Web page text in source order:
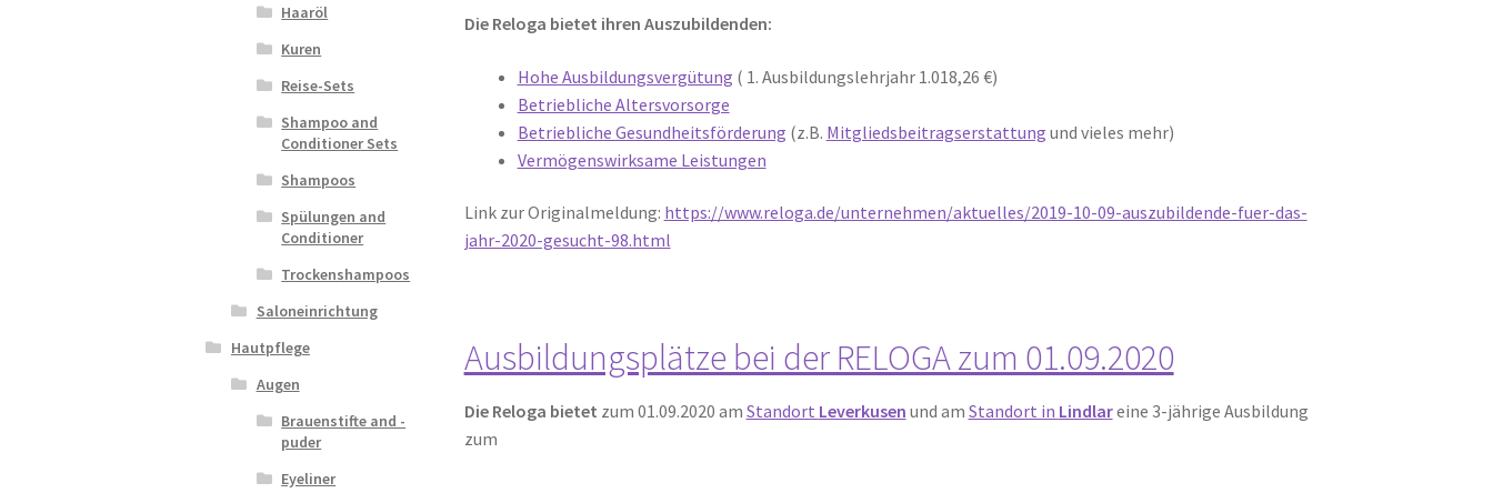
Die Reloga bietet ihren Auszubildenden:
Hohe Ausbildungsvergütung ( 1. Ausbildungslehrjahr 1.018,26 €)
Betriebliche Altersvorsorge
Betriebliche Gesundheitsförderung (z.B. Mitgliedsbeitragserstattung und vieles mehr)
Vermögenswirksame Leistungen
Link zur Originalmeldung: https://www.reloga.de/unternehmen/aktuelles/2019-10-09-auszubildende-fuer-das-
jahr-2020-gesucht-98.html
Ausbildungsplätze bei der RELOGA zum 01.09.2020
Die Reloga bietet zum 01.09.2020 am Standort Leverkusen und am Standort in Lindlareine 3-jährige Ausbildung
zum
Haaröl
Kuren
Reise-Sets
Shampoo and
Conditioner Sets
Shampoos
Spülungen and
Conditioner
Trockenshampoos
Saloneinrichtung
Hautpflege
Augen
Brauenstifte and -
puder
Eyeliner